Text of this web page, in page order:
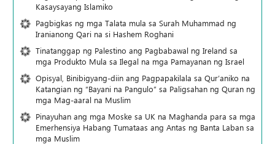
Kasaysayang Islamiko
Pagbigkas ng mga Talata mula sa Surah Muhammad ng
Iranianong Qari na si Hashem Roghani
Tinatanggap ng Palestino ang Pagbabawal ng Ireland sa
mga Produkto Mula sa Ilegal na mga Pamayanan ng Israel
Opisyal, Binibigyang-diin ang Pagpapakilala sa Qur’aniko na
Katangian ng “Bayani na Pangulo” sa Paligsahan ng Quran ng
mga Mag-aaral na Muslim
Pinayuhan ang mga Moske sa UK na Maghanda para sa mga
Emerhensiya Habang Tumataas ang Antas ng Banta Laban sa
mga Muslim